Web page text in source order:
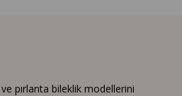
pırlanta bileklik modellerini